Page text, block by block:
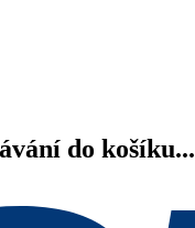
do košíku...